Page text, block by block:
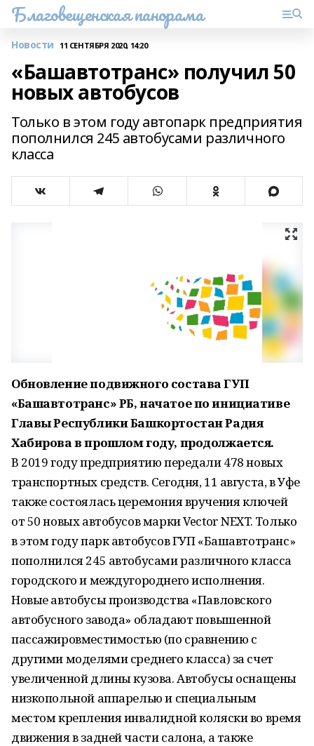
Благовещенская панорама
Новости 11 СЕНТЯБРЯ 2020, 14:20
«Башавтотранс» получил 50
новых автобусов
Только в этом году автопарк предприятия
пополнился 245 автобусами различного
класса
Обновление подвижного состава ГУП
«Башавтотранс» РБ, начатое по инициативе
Главы Республики Башкортостан Радия
Хабирова в прошлом году, продолжается.
В 2019 году предприятию передали 478 новых
транспортных средств. Сегодня, 11 августа, в Уфе
также состоялась церемония вручения ключей
от 50 новых автобусов марки Vector NEXT. Только
в этом году парк автобусов ГУП «Башавтотранс»
пополнился 245 автобусами различного класса
городского и междугороднего исполнения.
Новые автобусы производства «Павловского
автобусного завода» обладают повышенной
пассажировместимостью (по сравнению с
другими моделями среднего класса) за счет
увеличенной длины кузова. Автобусы оснащены
низкопольной аппарелью и специальным
местом крепления инвалидной коляски во время
движения в задней части салона, а также